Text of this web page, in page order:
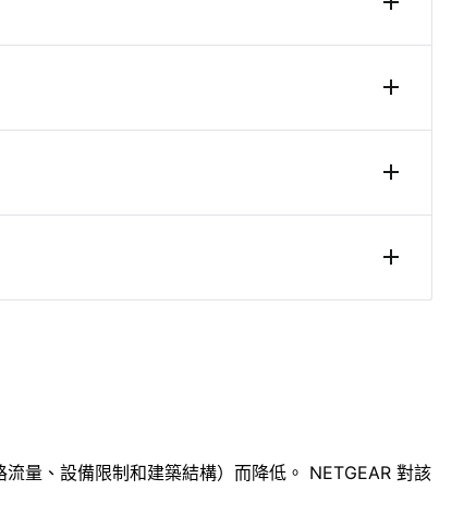
量、設備限制和建築結構）而降低。 NETGEAR 對該